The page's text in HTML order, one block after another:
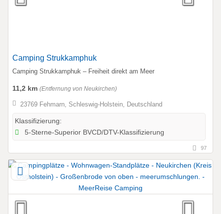
Camping Strukkamphuk
Camping Strukkamphuk – Freiheit direkt am Meer
11,2 km (Entfernung von Neukirchen)
23769 Fehmarn, Schleswig-Holstein, Deutschland
Klassifizierung:
5-Sterne-Superior BVCD/DTV-Klassifizierung
97